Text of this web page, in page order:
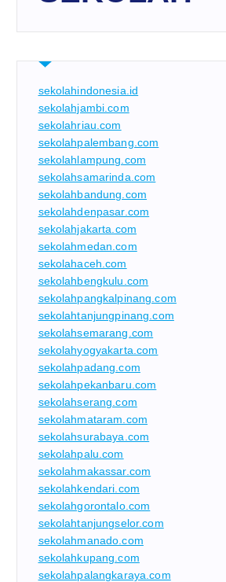
sekolahindonesia.id
sekolahjambi.com
sekolahriau.com
sekolahpalembang.com
sekolahlampung.com
sekolahsamarinda.com
sekolahbandung.com
sekolahdenpasar.com
sekolahjakarta.com
sekolahmedan.com
sekolahaceh.com
sekolahbengkulu.com
sekolahpangkalpinang.com
sekolahtanjungpinang.com
sekolahsemarang.com
sekolahyogyakarta.com
sekolahpadang.com
sekolahpekanbaru.com
sekolahserang.com
sekolahmataram.com
sekolahsurabaya.com
sekolahpalu.com
sekolahmakassar.com
sekolahkendari.com
sekolahgorontalo.com
sekolahtanjungselor.com
sekolahmanado.com
sekolahkupang.com
sekolahpalangkaraya.com